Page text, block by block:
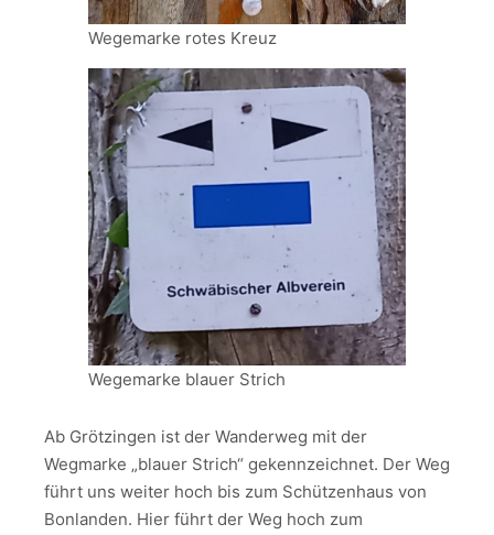
Wegemarke rotes Kreuz
Wegemarke blauer Strich
Ab Grötzingen ist der Wanderweg mit der
Wegmarke „blauer Strich“ gekennzeichnet. Der Weg
führt uns weiter hoch bis zum Schützenhaus von
Bonlanden. Hier führt der Weg hoch zum